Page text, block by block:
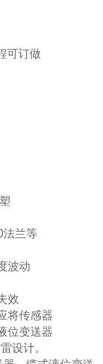
可订做
喷塑
法兰等
度波动
失效
应将传感器
液位变送器
设计。